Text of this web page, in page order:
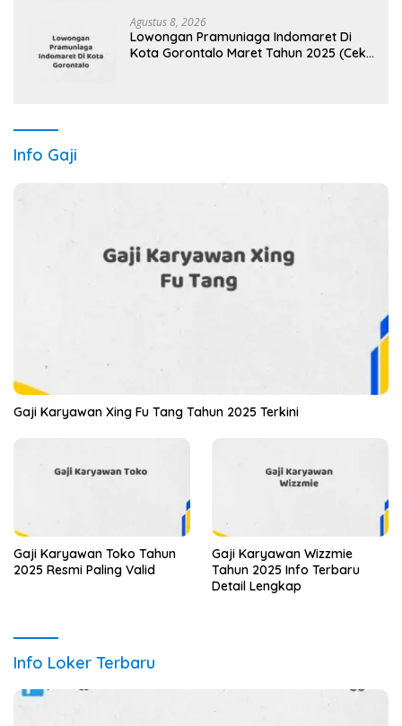
Agustus 8, 2026
Lowongan Pramuniaga Indomaret Di
Kota Gorontalo Maret Tahun 2025 (Cek
Info Gaji
Gaji Karyawan Xing Fu Tang Tahun 2025 Terkini
Gaji Karyawan Toko Tahun
2025 Resmi Paling Valid
Gaji Karyawan Wizzmie
Tahun 2025 Info Terbaru
Detail Lengkap
Info Loker Terbaru